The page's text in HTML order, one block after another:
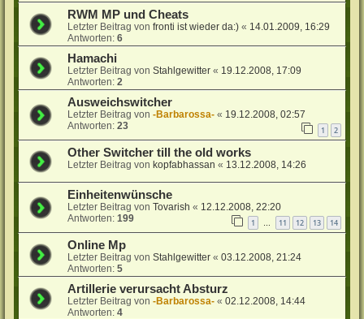
RWM MP und Cheats
Letzter Beitrag vonfronti ist wieder da:) « 14.01.2009, 16:29
Antworten:6
Hamachi
Letzter Beitrag vonStahlgewitter « 19.12.2008, 17:09
Antworten:2
Ausweichswitcher
Letzter Beitrag von-Barbarossa- « 19.12.2008, 02:57
Antworten:23 1 2
Other Switcher till the old works
Letzter Beitrag von kopfabhassan « 13.12.2008, 14:26
Einheitenwünsche
Letzter Beitrag vonTovarish « 12.12.2008, 22:20
Antworten:199 1 11 12 13 14
Online Mp
Letzter Beitrag vonStahlgewitter «03.12.2008, 21:24
Antworten:5
Artillerie verursacht Absturz
Letzter Beitrag von-Barbarossa- «02.12.2008, 14:44
Antworten:4